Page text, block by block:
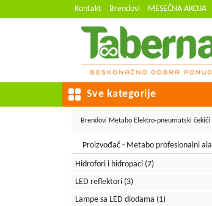
Kontakt Brendovi MESEČNA AKCIJA
Sve kategorije
Brendovi Metabo Elektro-pneumatski čekići
Proizvođač - Metabo profesionalni
Hidrofori i hidropaci (7)
LED reflektori (3)
Lampe sa LED diodama (1)